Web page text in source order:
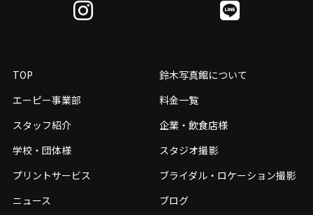
TOP
鈴木写真館について
エーピー事業部
料金一覧
スタッフ紹介
企業・飲食店様
学校・団体様
スタジオ撮影
プリントサービス
ブライダル・ロケーション撮影
ニュース
ブログ